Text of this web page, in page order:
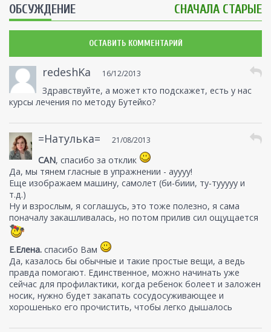
ОБСУЖДЕНИЕ СНАЧАЛА СТАРЫЕ
ОСТАВИТЬ КОММЕНТАРИЙ
redeshKa 16/12/2013
Здравствуйте, а может кто подскажет, есть у нас
курсы лечения по методу Бутейко?
=Натулька= 21/08/2013
CAN, спасибо за отклик
Да, мы тянем гласные в упражнении - ауууу!
Еще изображаем машину, самолет (би-биии, ту-тууууу и
т.д.)
Ну и взрослым, я соглашусь, это тоже полезно, я сама
поначалу закашливалась, но потом прилив сил ощущается
Е.Елена. спасибо Вам
Да, казалось бы обычные и такие простые вещи, а ведь
правда помогают. Единственное, можно начинать уже
сейчас для профилактики, когда ребенок болеет и заложен
носик, нужно будет закапать сосудосуживающее и
хорошенько его прочистить, чтобы легко дышалось